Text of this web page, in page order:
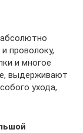
проволоку,
и многое
выдерживают
ухода,